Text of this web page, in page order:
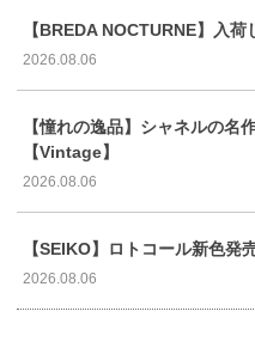
【BREDA NOCTURNE】入荷
2026.08.06
【憧れの逸品】シャネルの名
【Vintage】
2026.08.06
【SEIKO】ロトコール新色発
2026.08.06